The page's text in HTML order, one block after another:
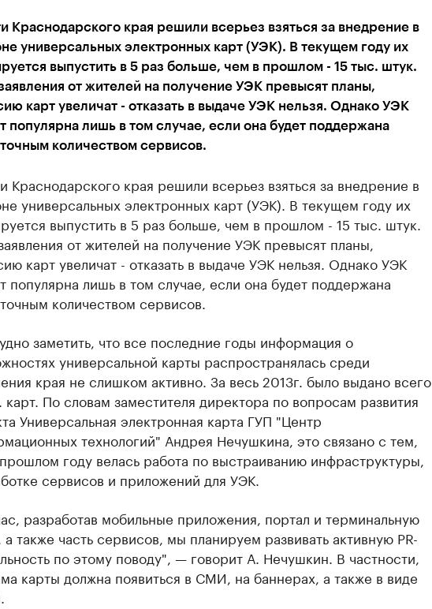
Краснодарского края решили всерьез взяться за внедрение в
универсальных электронных карт (УЭК). В текущем году их
выпустить в 5 раз больше, чем в прошлом - 15 тыс. штук.
от жителей на получение УЭК превысят планы,
карт увеличат - отказать в выдаче УЭК нельзя. Однако УЭК
популярна лишь в том случае, если она будет поддержана
количеством сервисов.
Краснодарского края решили всерьез взяться за внедрение в
универсальных электронных карт (УЭК). В текущем году их
выпустить в 5 раз больше, чем в прошлом - 15 тыс. штук.
от жителей на получение УЭК превысят планы,
карт увеличат - отказать в выдаче УЭК нельзя. Однако УЭК
популярна лишь в том случае, если она будет поддержана
количеством сервисов.
заметить, что все последние годы информация о
универсальной карты распространялась среди
края не слишком активно. За весь 2013г. было выдано всего
карт. По словам заместителя директора по вопросам развития
Универсальная электронная карта ГУП "Центр
технологий" Андрея Нечушкина, это связано с тем,
году велась работа по выстраиванию инфраструктуры,
сервисов и приложений для УЭК.
разработав мобильные приложения, портал и терминальную
а также часть сервисов, мы планируем развивать активную PR-
по этому поводу", — говорит А. Нечушкин. В частности,
карты должна появиться в СМИ, на баннерах, а также в виде